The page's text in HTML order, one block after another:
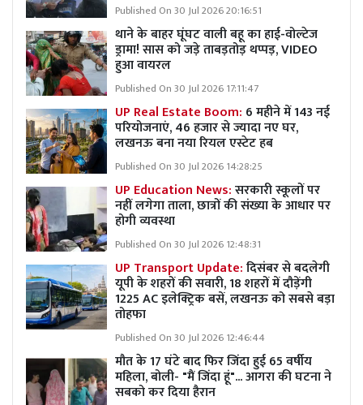
Published On 30 Jul 2026 20:16:51
थाने के बाहर घूंघट वाली बहू का हाई-वोल्टेज
ड्रामा! सास को जड़े ताबड़तोड़ थप्पड़, VIDEO
हुआ वायरल
Published On 30 Jul 2026 17:11:47
UP Real Estate Boom: 6 महीने में 143 नई
परियोजनाएं, 46 हजार से ज्यादा नए घर,
लखनऊ बना नया रियल एस्टेट हब
Published On 30 Jul 2026 14:28:25
UP Education News:सरकारी स्कूलों पर
नहीं लगेगा ताला, छात्रों की संख्या के आधार पर
होगी व्यवस्था
Published On 30 Jul 2026 12:48:31
UP Transport Update:दिसंबर से बदलेगी
यूपी के शहरों की सवारी, 18 शहरों में दौड़ेंगी
1225 AC इलेक्ट्रिक बसें, लखनऊ को सबसे बड़ा
तोहफा
Published On 30 Jul 2026 12:46:44
मौत के 17 घंटे बाद फिर जिंदा हुई 65 वर्षीय
महिला, बोली- "मैं जिंदा हूं"... आगरा की घटना ने
सबको कर दिया हैरान